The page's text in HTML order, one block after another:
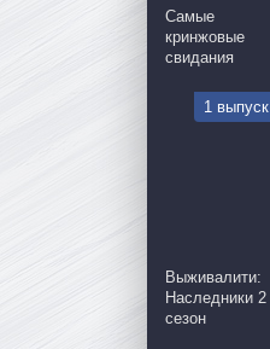
Самые
кринжовые
свидания
1 выпуск
Выживалити:
Наследники 2
сезон